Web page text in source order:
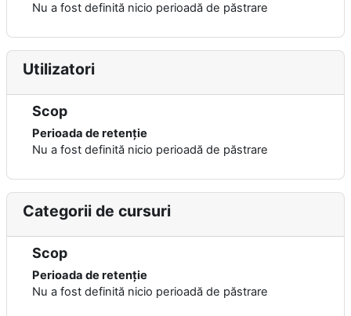
Nu a fost definită nicio perioadă de păstrare
Utilizatori
Scop
Perioada de retenție
Nu a fost definită nicio perioadă de păstrare
Categorii de cursuri
Scop
Perioada de retenție
Nu a fost definită nicio perioadă de păstrare